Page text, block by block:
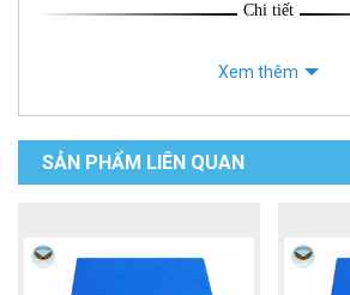
Chi tiết
Xem thêm
SẢN PHẨM LIÊN QUAN